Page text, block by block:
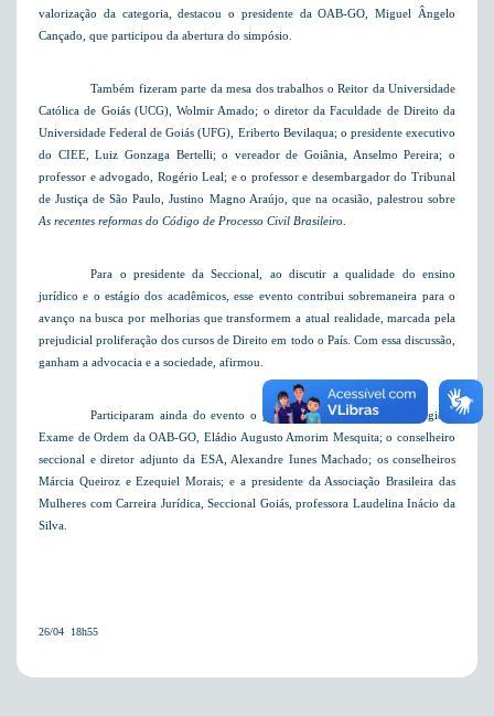
valorização da categoria, destacou o presidente da OAB-GO, Miguel Ângelo
Cançado, que participou da abertura do simpósio.
Também fizeram parte da mesa dos trabalhos o Reitor da Universidade
Católica de Goiás (UCG), Wolmir Amado; o diretor da Faculdade de Direito da
Universidade Federal de Goiás (UFG), Eriberto Bevilaqua; o presidente executivo
do CIEE, Luiz Gonzaga Bertelli; o vereador de Goiânia, Anselmo Pereira; o
professor e advogado, Rogério Leal; e o professor e desembargador do Tribunal
de Justiça de São Paulo, Justino Magno Araújo, que na ocasião, palestrou sobre
As recentes reformas do Código de Processo Civil Brasileiro
Para o presidente da Seccional, ao discutir a qualidade do ensino
jurídico e o estágio dos acadêmicos, esse evento contribui sobremaneira para o
avanço na busca por melhorias que transformem a atual realidade, marcada pela
prejudicial proliferação dos cursos de Direito em todo o País. Com essa discussão,
ganham a advocacia e a sociedade, afirmou.
Participaram ainda do evento o presidente da Comissão de Estágio e
Exame de Ordem da OAB-GO, Eládio Augusto Amorim Mesquita; o conselheiro
seccional e diretor adjunto da ESA, Alexandre Iunes Machado; os conselheiros
Márcia Queiroz e Ezequiel Morais; e a presidente da Associação Brasileira das
Mulheres com Carreira Jurídica, Seccional Goiás, professora Laudelina Inácio da
Silva.
26/04  18h55